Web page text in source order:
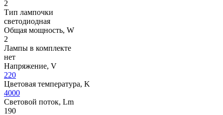
2
Тип лампочки
светодиодная
Общая мощность, W
2
Лампы в комплекте
нет
Напряжение, V
220
Цветовая температура, K
4000
Световой поток, Lm
190